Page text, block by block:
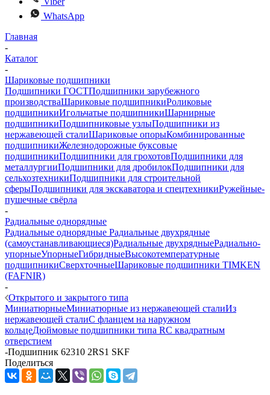
WhatsApp
Главная
-
Каталог
-
Шариковые подшипники
Подшипники ГОСТПодшипники зарубежного
производстваШариковые подшипникиРоликовые
подшипникиИгольчатые подшипникиШарнирные
подшипникиПодшипниковые узлыПодшипники из
нержавеющей сталиШариковые опорыКомбинированные
подшипникиЖелезнодорожные буксовые
подшипникиПодшипники для грохотовПодшипники для
металлургииПодшипники для дробилокПодшипники для
сельхозтехникиПодшипники для строительной
сферыПодшипники для экскаватора и спецтехникиРужейные-
пушечные свёрла
-
Радиальные однорядные
Радиальные однорядные Радиальные двухрядные
(самоустанавливающиеся)Радиальные двухрядныеРадиально-
упорныеУпорныеГибридныеВысокотемпературные
подшипникиСверхточныеШариковые подшипники TIMKEN
(FAFNIR)
-
Открытого и закрытого типа
МиниатюрныеМиниатюрные из нержавеющей сталиИз
нержавеющей сталиС фланцем на наружном
кольцеДюймовые подшипники типа RС квадратным
отверстием
-Подшипник 62310 2RS1 SKF
Поделиться